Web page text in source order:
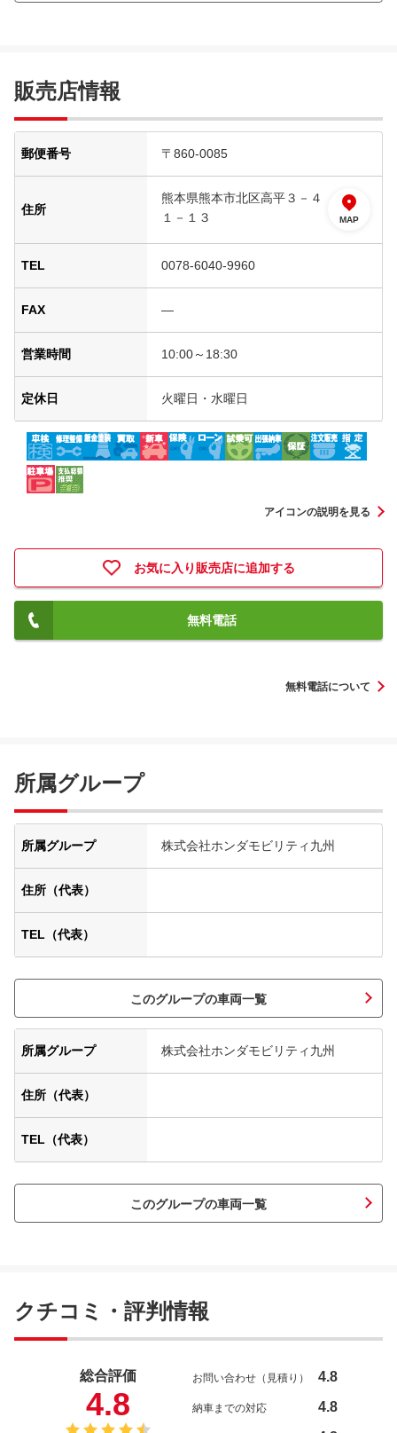
販売店情報
郵便番号 〒860-0085
住所
熊本県熊本市北区高平３－４
１－１３
MAP
TEL 0078-6040-9960
FAX ―
営業時間 10:00～18:30
定休日 火曜日・水曜日
アイコンの説明を見る
お気に入り販売店に追加する
無料電話
無料電話について
所属グループ
所属グループ 株式会社ホンダモビリティ九州
住所（代表）
TEL（代表）
このグループの車両一覧
所属グループ 株式会社ホンダモビリティ九州
住所（代表）
TEL（代表）
このグループの車両一覧
クチコミ・評判情報
総合評価
4.8
お問い合わせ（見積り） 4.8
納車までの対応 4.8